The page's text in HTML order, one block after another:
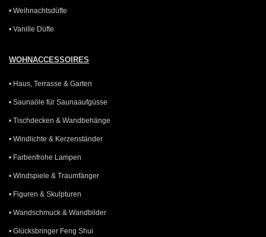
• Weihnachtsdüfte
• Vanille Düfte
WOHNACCESSOIRES
• Haus, Terrasse & Garten
• Saunaöle für Saunaaufgüsse
• Tischdecken & Wandbehänge
• Windlichte & Kerzenständer
• Farbenfrohe Lampen
• Windspiele & Traumfänger
• Figuren & Skulpturen
• Wandschmuck & Wandbilder
• Glücksbringer Feng Shui